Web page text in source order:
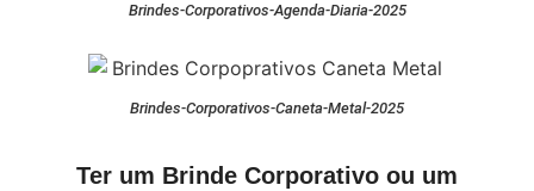
Brindes-Corporativos-Agenda-Diaria-2025
Brindes-Corporativos-Caneta-Metal-2025
Ter um Brinde Corporativo ou um